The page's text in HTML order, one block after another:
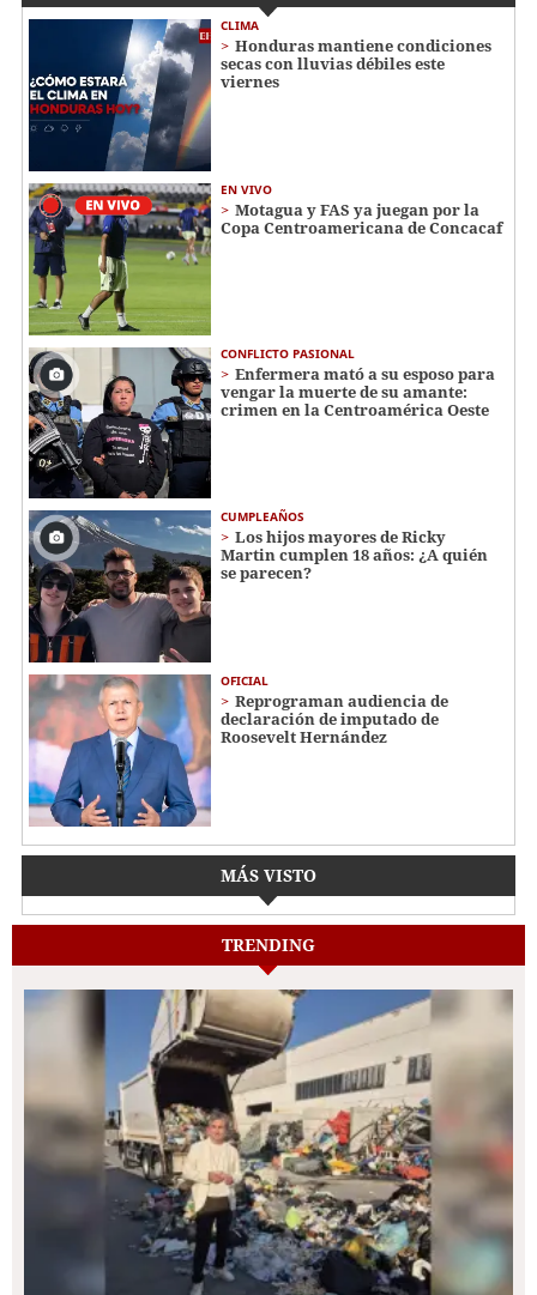
CLIMA
Honduras mantiene condiciones
secas con lluvias débiles este
viernes
EN VIVO
Motagua y FAS ya juegan por la
Copa Centroamericana de Concacaf
CONFLICTO PASIONAL
Enfermera mató a su esposo para
vengar la muerte de su amante:
crimen en la Centroamérica Oeste
CUMPLEAÑOS
Los hijos mayores de Ricky
Martin cumplen 18 años: ¿A quién
se parecen?
OFICIAL
Reprograman audiencia de
declaración de imputado de
Roosevelt Hernández
MÁS VISTO
TRENDING